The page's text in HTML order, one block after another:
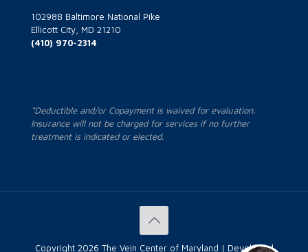
10298B Baltimore National Pike
Ellicott City, MD 21210
(410) 970-2314
*Deductible and/or Copayment is waived for evaluation.
Insurance will not be charged for services if no further
treatment is indicated or elected.
Copyright 2026 The Vein Center of Maryland | Developed